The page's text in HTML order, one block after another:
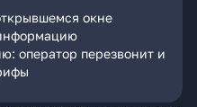
окне
оператор перезвонит и